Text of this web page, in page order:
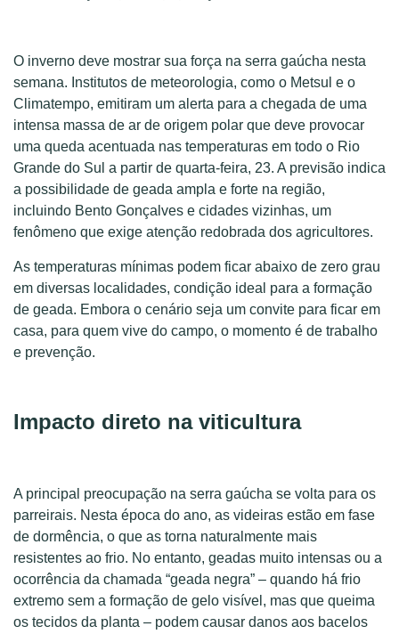
O inverno deve mostrar sua força na serra gaúcha nesta
semana. Institutos de meteorologia, como o Metsul e o
Climatempo, emitiram um alerta para a chegada de uma
intensa massa de ar de origem polar que deve provocar
uma queda acentuada nas temperaturas em todo o Rio
Grande do Sul a partir de quarta-feira, 23. A previsão indica
a possibilidade de geada ampla e forte na região,
incluindo Bento Gonçalves e cidades vizinhas, um
fenômeno que exige atenção redobrada dos agricultores.
As temperaturas mínimas podem ficar abaixo de zero grau
em diversas localidades, condição ideal para a formação
de geada. Embora o cenário seja um convite para ficar em
casa, para quem vive do campo, o momento é de trabalho
e prevenção.
Impacto direto na viticultura
A principal preocupação na serra gaúcha se volta para os
parreirais. Nesta época do ano, as videiras estão em fase
de dormência, o que as torna naturalmente mais
resistentes ao frio. No entanto, geadas muito intensas ou a
ocorrência da chamada “geada negra” – quando há frio
extremo sem a formação de gelo visível, mas que queima
os tecidos da planta – podem causar danos aos bacelos